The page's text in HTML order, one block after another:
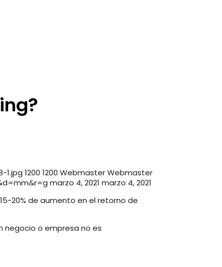
1.jpg 1200 1200 WebmasterWebmaster
marzo 4, 2021 marzo 4, 2021
20% de aumento en el retorno de
negocio o empresa no es